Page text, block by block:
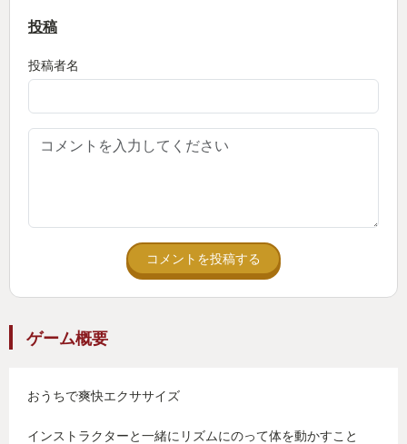
投稿
投稿者名
コメントを投稿する
ゲーム概要
おうちで爽快エクササイズ
インストラクターと一緒にリズムにのって体を動かすこと